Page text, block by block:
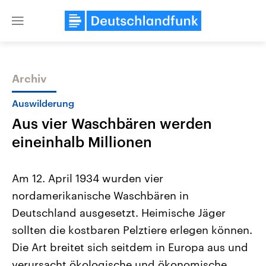
Close
Themen
Landtagswahl Sachsen-Anhalt
2026
Alle Informationen
Sachsen-Anhalt wählt am 6.
September 2026 einen neuen
Landtag. Seit 2021 wird das
Bundesland von einer Koalition aus
USA
Aktuelle Beiträge,
Hintergründe
Wirtschaftlich und
gehören die Vereinigten
den mächtigsten Ländern
mit großem Einfluss auf
Archiv
Auswilderung
Aus vier Waschbären werden
eineinhalb Millionen
Am 12. April 1934 wurden vier
nordamerikanische Waschbären in
Deutschland ausgesetzt. Heimische Jäger
sollten die kostbaren Pelztiere erlegen können.
Die Art breitet sich seitdem in Europa aus und